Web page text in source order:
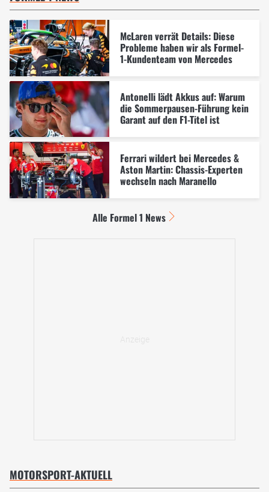
McLaren verrät Details: Diese
Probleme haben wir als Formel-
1-Kundenteam von Mercedes
Antonelli lädt Akkus auf: Warum
die Sommerpausen-Führung kein
Garant auf den F1-Titel ist
Ferrari wildert bei Mercedes &
Aston Martin: Chassis-Experten
wechseln nach Maranello
Alle Formel 1 News
MOTORSPORT-AKTUELL